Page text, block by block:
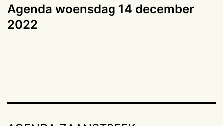
Agenda woensdag 14 december
2022